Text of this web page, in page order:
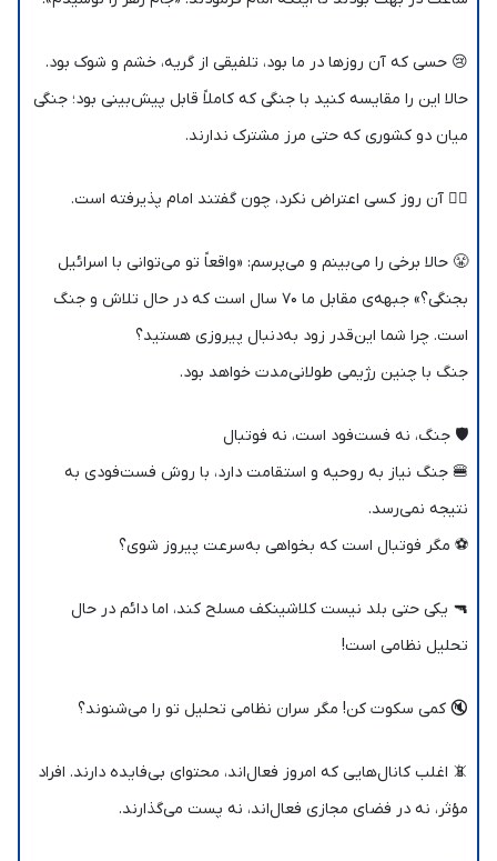
😢 حسی که آن روزها در ما بود، تلفیقی از گریه، خشم و شوک بود.
حالا این را مقایسه کنید با جنگی که کاملاً قابل پیش‌بینی بود؛ جنگی
میان دو کشوری که حتی مرز مشترک ندارند.
🧎‍♂️ آن روز کسی اعتراض نکرد، چون گفتند امام پذیرفته است.
😤 حالا برخی را می‌بینم و می‌پرسم: «واقعاً تو می‌توانی با اسرائیل
بجنگی؟» جبهه‌ی مقابل ما ۷۰ سال است که در حال تلاش و جنگ
است. چرا شما این‌قدر زود به‌دنبال پیروزی هستید؟
جنگ با چنین رژیمی طولانی‌مدت خواهد بود.
🛡️ جنگ، نه فست‌فود است، نه فوتبال
🍔 جنگ نیاز به روحیه و استقامت دارد، با روش فست‌فودی به
نتیجه نمی‌رسد.
⚽️ مگر فوتبال است که بخواهی به‌سرعت پیروز شوی؟
🔫 یکی حتی بلد نیست کلاشینکف مسلح کند، اما دائم در حال
تحلیل نظامی است!
🔇 کمی سکوت کن! مگر سران نظامی تحلیل تو را می‌شنوند؟
📵 اغلب کانال‌هایی که امروز فعال‌اند، محتوای بی‌فایده دارند. افراد
مؤثر، نه در فضای مجازی فعال‌اند، نه پست می‌گذارند.